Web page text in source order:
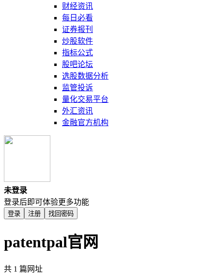
财经资讯
每日必看
证券报刊
炒股软件
指标公式
股吧论坛
选股数据分析
监管投诉
量化交易平台
外汇资讯
金融官方机构
未登录
登录后即可体验更多功能
登录 注册 找回密码
patentpal官网
共 1 篇网址